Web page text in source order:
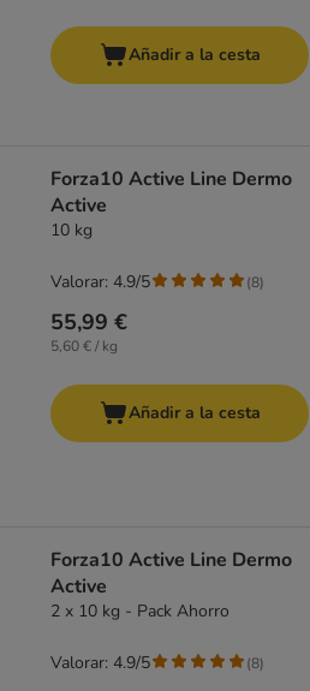
Añadir a la cesta
Forza10 Active Line Dermo
Active
10 kg
55,99 €
5,60 € / kg
Valorar: 4.9/5 (8)
Añadir a la cesta
Forza10 Active Line Dermo
Active
2 x 10 kg - Pack Ahorro
Valorar: 4.9/5 (8)